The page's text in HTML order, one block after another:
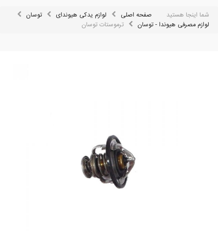
شما اینجا هستید صفحه اصلی لوازم یدکی هیوندای
توسان
لوازم مصرفی هیوندا - توسان
ترموستات توسان